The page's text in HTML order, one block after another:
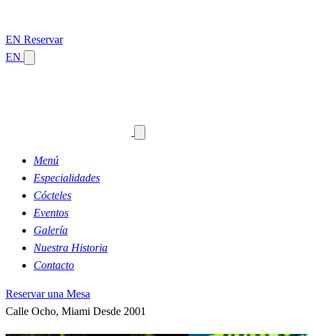
EN Reservar
EN
Menú
Especialidades
Cócteles
Eventos
Galería
Nuestra Historia
Contacto
Reservar una Mesa
Calle Ocho, Miami Desde 2001